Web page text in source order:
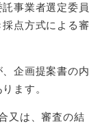
事業者選定委員
点方式による審
企画提案書の内
ます。
又は、審査の結